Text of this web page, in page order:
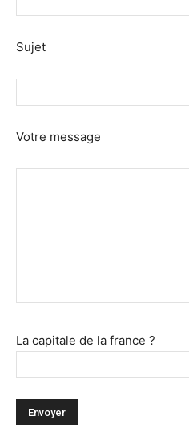
Sujet
Votre message
La capitale de la france ?